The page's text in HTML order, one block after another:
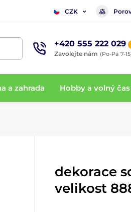
CZK
+420 555 222 029
Zavolejte nám (Po-Pá 7-
a zahrada Hobby a volný čas
dekorace
velikost